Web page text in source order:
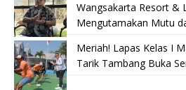
Wangsakarta Resort &
Mengutamakan Mutu
Meriah! Lapas Kelas I
Tarik Tambang Buka